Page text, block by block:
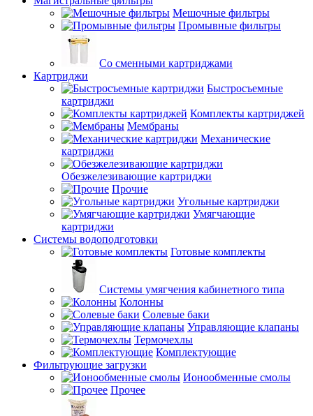
Мешочные фильтры
Промывные фильтры
Со сменными картриджами
Картриджи
Быстросъемные
картриджи
Комплекты картриджей
Мембраны
Механические
картриджи
Обезжелезивающие картриджи
Прочие
Угольные картриджи
Умягчающие
картриджи
Системы водоподготовки
Готовые комплекты
Системы умягчения кабинетного типа
Колонны
Солевые баки
Управляющие клапаны
Термочехлы
Комплектующие
Фильтрующие загрузки
Ионообменные смолы
Прочее